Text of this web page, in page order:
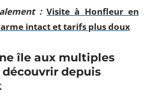
: Visite à Honfleur en
intact et tarifs plus doux
île aux multiples
depuis